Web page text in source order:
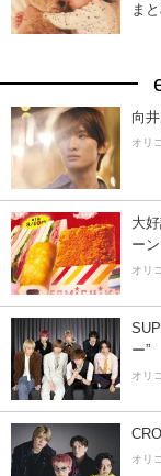
ま
向
オリ
大
ーン
オリ
ー”
オリ
オリ